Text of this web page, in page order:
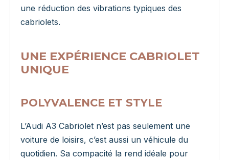
une réduction des vibrations typiques des
cabriolets.
UNE EXPÉRIENCE CABRIOLET
UNIQUE
POLYVALENCE ET STYLE
L’Audi A3 Cabriolet n’est pas seulement une
voiture de loisirs, c’est aussi un véhicule du
quotidien. Sa compacité la rend idéale pour